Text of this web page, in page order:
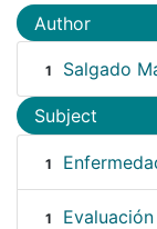
Author
1 Salgado
Subject
1
1